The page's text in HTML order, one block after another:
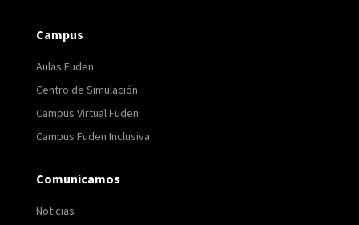
Campus
Aulas Fuden
Centro de Simulación
Campus Virtual Fuden
Campus Fuden Inclusiva
Comunicamos
Noticias